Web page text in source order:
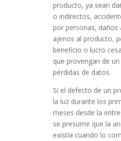
producto, ya sean
o indirectos,
por personas, daños
ajenos al producto,
beneficio o lucro
que provengan de
pérdidas de datos.
Si el defecto de un
la luz durante los
meses desde la
se presume que la
existía cuando lo